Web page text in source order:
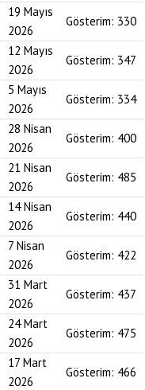
19 Mayıs
2026
Gösterim: 330
12 Mayıs
2026
Gösterim: 347
5 Mayıs
2026
Gösterim: 334
28 Nisan
2026
Gösterim: 400
21 Nisan
2026
Gösterim: 485
14 Nisan
2026
Gösterim: 440
7 Nisan
2026
Gösterim: 422
31 Mart
2026
Gösterim: 437
24 Mart
2026
Gösterim: 475
17 Mart
2026
Gösterim: 466